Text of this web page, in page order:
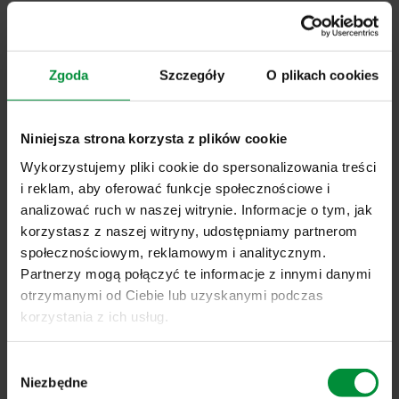
Zgoda Szczegóły O plikach cookies
Niniejsza strona korzysta z plików cookie
Wykorzystujemy pliki cookie do spersonalizowania treści
i reklam, aby oferować funkcje społecznościowe i
analizować ruch w naszej witrynie. Informacje o tym, jak
korzystasz z naszej witryny, udostępniamy partnerom
społecznościowym, reklamowym i analitycznym.
Partnerzy mogą połączyć te informacje z innymi danymi
otrzymanymi od Ciebie lub uzyskanymi podczas
korzystania z ich usług.
zgody
Niezbędne
Przedstawicielka
Handlowa/Przedstawiciel Handlowy na
rynki zagraniczne.
Specjalista/ Specjalistka ds. obsługi
klienta eksportowego (z językiem
angielskim i/lub niderlandzkim).
Chcesz wiedzieć więcej?
Poznaj naszych pracowników i ich punkt widzenia: